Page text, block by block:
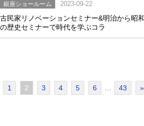
銀座ショールーム 2023-09-22
古民家リノベーションセミナー&明治から昭和
の歴史セミナーで時代を学ぶコラ
1 2 3 4 5 6 43 »